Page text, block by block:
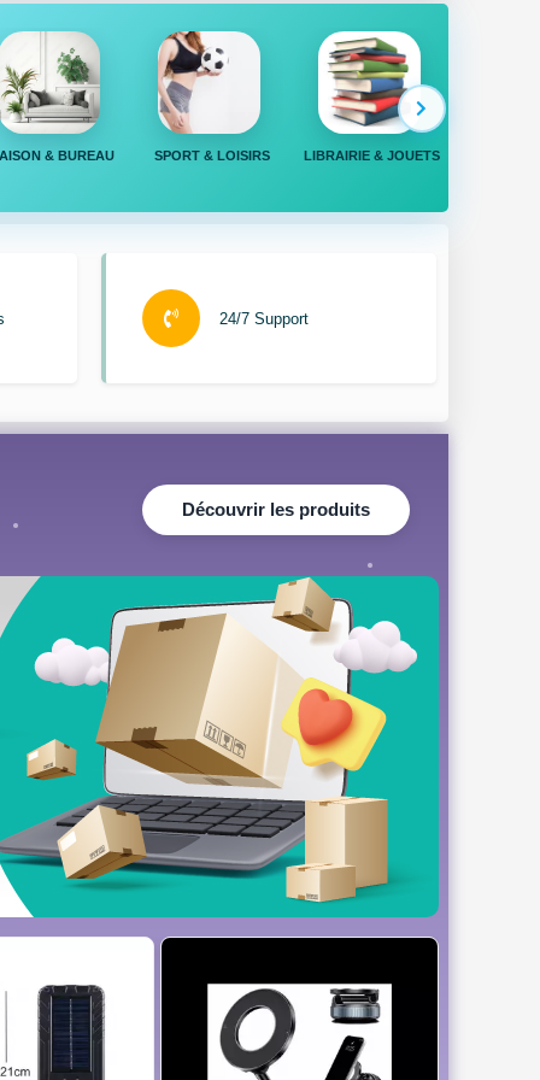
& BUREAU SPORT & LOISIRS LIBRAIRIE & JOUETS
24/7 Support
Découvrir les produits